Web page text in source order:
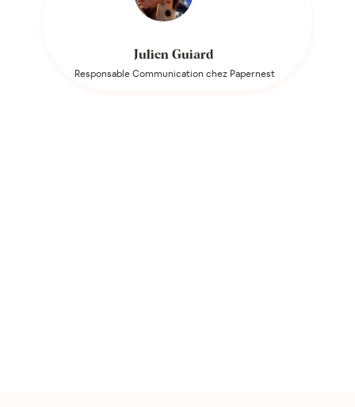
Julien Guiard
Responsable Communication chez Papernest